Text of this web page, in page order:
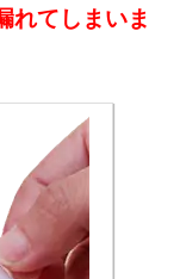
れてしまいま